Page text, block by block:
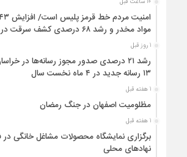
مواد مخدر و رشد ۶۸ درصدی کشف سرقت در خراسان شمالی
1 روز قبل
رشد ۲۱ درصدی صدور مجوز رسانه‌ها در
۱۳ رسانه جدید در ۴ ماه نخست سال
1 هفته قبل
مظلومیت اصفهان در جنگ رمضان
1 هفته قبل
برگزاری نمایشگاه محصولات مشاغل خانگی در
نهادهای محلی